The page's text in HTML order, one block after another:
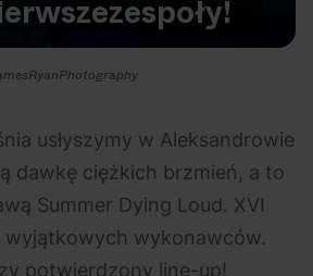
eBilet Festiwal 05.08.2026
Aplikacja
KAMAAAN nową
zespoły!
usłyszymy w Aleksandrowie
dawkę ciężkich brzmień, a to
Summer Dying Loud. XVI
wyjątkowych wykonawców.
potwierdzony line-up!